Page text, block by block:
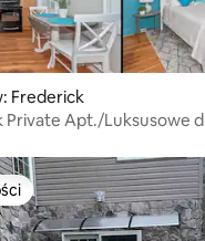
Frederick
Private Apt./Luksusowe
z kategorii Wybór